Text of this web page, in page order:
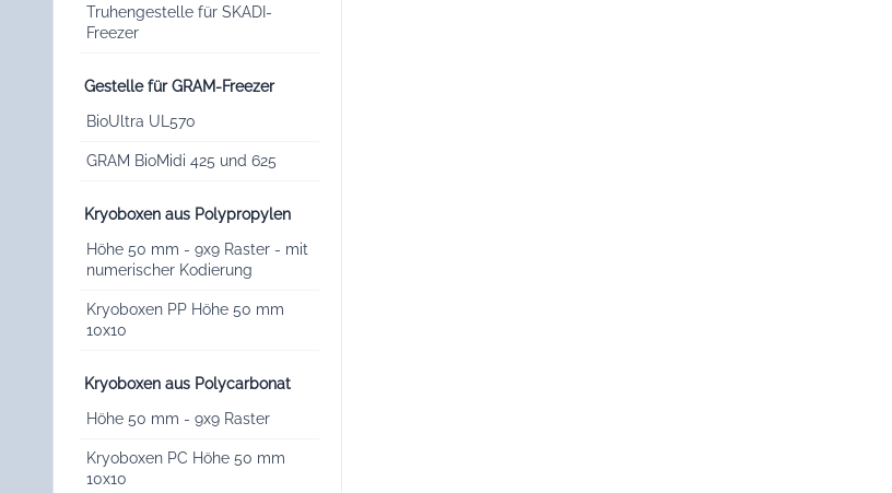
Truhengestelle für SKADI-
Freezer
Gestelle für GRAM-Freezer
BioUltra UL570
GRAM BioMidi 425 und 625
Kryoboxen aus Polypropylen
Höhe 50 mm - 9x9 Raster - mit
numerischer Kodierung
Kryoboxen PP Höhe 50 mm
10x10
Kryoboxen aus Polycarbonat
Höhe 50 mm - 9x9 Raster
Kryoboxen PC Höhe 50 mm
10x10